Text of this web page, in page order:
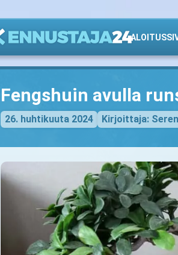
Fengshuin avulla
26. huhtikuuta 2024 Kirjoittaja: